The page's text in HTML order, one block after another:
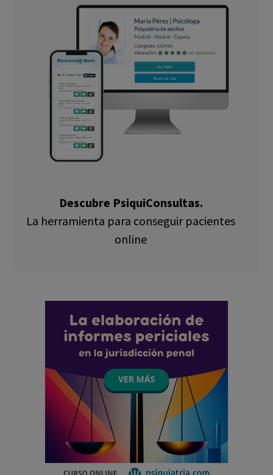
Descubre PsiquiConsultas.
La herramienta para conseguir pacientes
online